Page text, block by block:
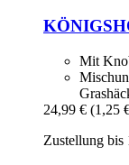
Mit
24,99 € (1,25
Zustellung bis